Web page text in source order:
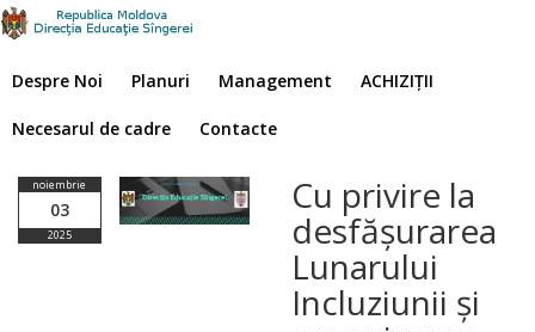
Despre Noi Planuri Management ACHIZIȚII
Necesarul de cadre Contacte
noiembrie
03
2025
Cu privire la
desfășurarea
Lunarului
Incluziunii și